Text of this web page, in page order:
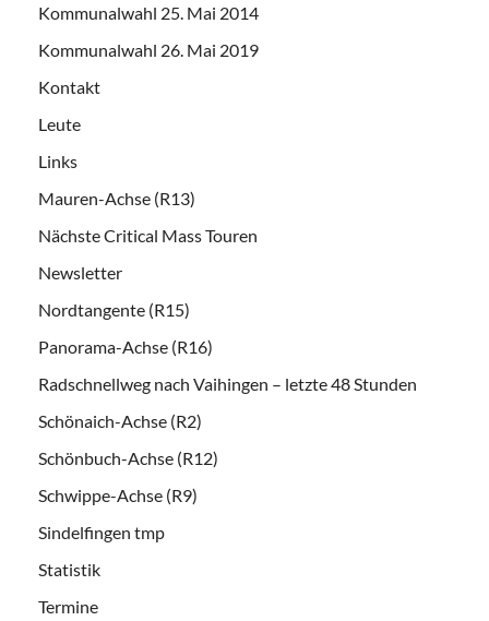
Kommunalwahl 25. Mai 2014
Kommunalwahl 26. Mai 2019
Kontakt
Leute
Links
Mauren-Achse (R13)
Nächste Critical Mass Touren
Newsletter
Nordtangente (R15)
Panorama-Achse (R16)
Radschnellweg nach Vaihingen – letzte 48 Stunden
Schönaich-Achse (R2)
Schönbuch-Achse (R12)
Schwippe-Achse (R9)
Sindelfingen tmp
Statistik
Termine